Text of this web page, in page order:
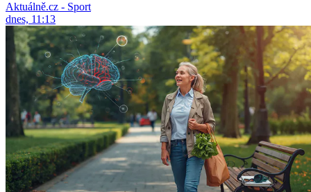
Aktuálně.cz - Sport
dnes, 11:13